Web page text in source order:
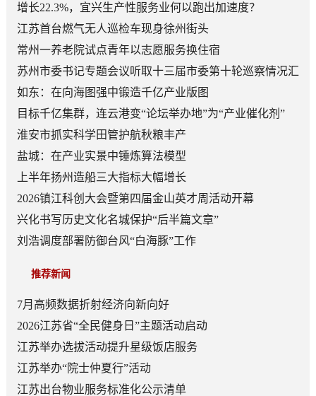
增长22.3%，宜兴生产性服务业何以跑出加速度？
江苏首台燃气无人巡检车现身徐州街头
常州一养老院试点青年以志愿服务换住宿
苏州市委书记专题会议听取十三届市委第十轮巡察情况汇
报
如东：在向海图强中锻造千亿产业版图
目标千亿集群，连云港变“论坛举办地”为“产业催化剂”
淮安市抓实科学田管护航秋粮丰产
盐城：在产业实景中锤炼算法模型
上半年扬州造船三大指标大幅增长
2026镇江科创大会暨第四届金山英才周活动开幕
兴化书写历史文化名城保护“后半篇文章”
刘浩调度部署防御台风“白海豚”工作
推荐新闻
7月高频数据折射经济向新向好
2026江苏省“全民健身日”主题活动启动
江苏举办选拔活动提升星级饭店服务
江苏举办“院士仲夏行”活动
江苏出台物业服务标准化公示清单